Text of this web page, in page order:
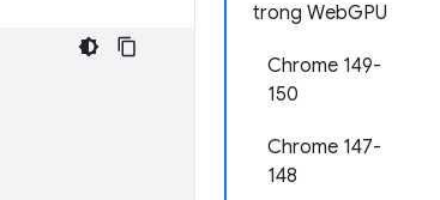
trong WebGPU
Chrome 149-
150
Chrome 147-
148